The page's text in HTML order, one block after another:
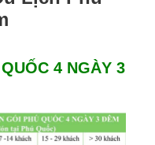
4 NGÀY 3